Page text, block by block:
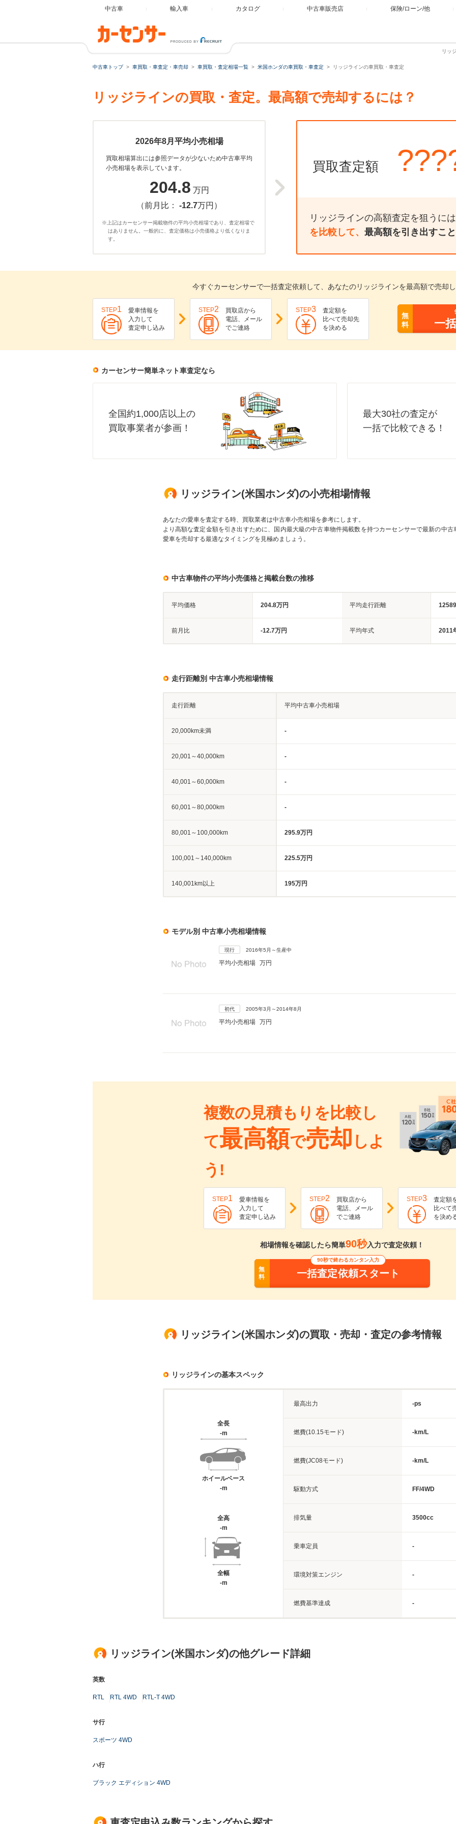
中古車 輸入車 カタログ 中古車販売店 保険/ローン/他
リッ
中古車トップ 車買取・車査定・車売却 車買取・査定相場一覧 米国ホンダの車買取・車査定 リッジラインの車買取・車査定
リッジラインの買取・査定。最高額で売却するには？
2026年8月平均小売相場
買取相場算出には参照データが少ないため中古車平均
小売相場を表示しています。
204.8 万円
（前月比： -12.7万円）
※上記はカーセンサー掲載物件の平均小売相場であり、査定相場で
はありません。一般的に、査定価格は小売価格より低くなりま
す。
買取査定額
リッジラインの高額査定を狙うには
を比較して、 最高額を引き出すこ
今すぐカーセンサーで一括査定依頼して、あなたのリッジラインを最高額で売却し
STEP1
愛車情報を
入力して
査定申し込み
STEP2
買取店から
電話、メール
でご連絡
STEP3
査定額を
比べて売却先
を決める
無
料
一
カーセンサー簡単ネット車査定なら
全国約1,000店以上の
買取事業者が参画！
最大30社の査定が
一括で比較できる！
リッジライン(米国ホンダ)の小売相場情報
あなたの愛車を査定する時、買取業者は中古車小売相場を参考にします。
より高額な査定金額を引き出すために、国内最大級の中古車物件掲載数を持つカーセンサーで最新の中古
愛車を売却する最適なタイミングを見極めましょう。
中古車物件の平均小売価格と掲載台数の推移
平均価格 204.8万円 平均走行距離
前月比 -12.7万円 平均年式 2011
走行距離別 中古車小売相場情報
走行距離 平均中古車小売相場
20,000km未満 -
20,001～40,000km -
40,001～60,000km -
60,001～80,000km -
80,001～100,000km 295.9万円
100,001～140,000km 225.5万円
140,001km以上 195万円
モデル別 中古車小売相場情報
現行 2016年5月～生産中
平均小売相場 万円
初代 2005年3月～2014年8月
平均小売相場 万円
複数の見積もりを比較し
て最高額で売却 しよ
う!
STEP1
愛車情報を
入力して
査定申し込み
STEP2
買取店から
電話、メール
でご連絡
STEP3
査定額
比べて
を決め
相場情報を確認したら簡単90秒入力で査定依頼！
無
料
90秒で終わるカンタン入力
一括査定依頼スタート
リッジライン(米国ホンダ)の買取・売却・査定の参考情報
リッジラインの基本スペック
全長
-m
ホイールベース
-m
全高
-m
全幅
-m
最高出力 -ps
燃費(10.15モード) -km/L
燃費(JC08モード) -km/L
駆動方式 FF/4WD
排気量 3500cc
乗車定員 -
環境対策エンジン -
燃費基準達成 -
リッジライン(米国ホンダ)の他グレード詳細
英数
RTL RTL 4WD RTL-T 4WD
サ行
スポーツ 4WD
ハ行
ブラック エディション 4WD